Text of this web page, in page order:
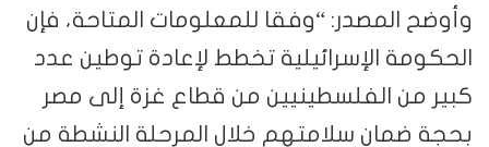
وأوضح المصدر: “وفقا للمعلومات المتاحة، فإن
الحكومة الإسرائيلية تخطط لإعادة توطين عدد
كبير من الفلسطينيين من قطاع غزة إلى مصر
بحجة ضمان سلامتهم خلال المرحلة النشطة من